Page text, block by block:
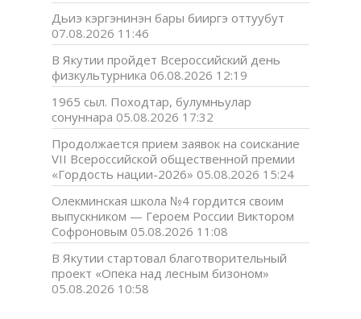
Дьиэ кэргэнинэн бары бииргэ оттуубут
07.08.2026 11:46
В Якутии пройдет Всероссийский день
физкультурника 06.08.2026 12:19
1965 сыл. Походтар, булумньулар
сонуннара 05.08.2026 17:32
Продолжается прием заявок на соискание
VII Всероссийской общественной премии
«Гордость нации-2026» 05.08.2026 15:24
Олекминская школа №4 гордится своим
выпускником — Героем России Виктором
Софроновым 05.08.2026 11:08
В Якутии стартовал благотворительный
проект «Опека над лесным бизоном»
05.08.2026 10:58